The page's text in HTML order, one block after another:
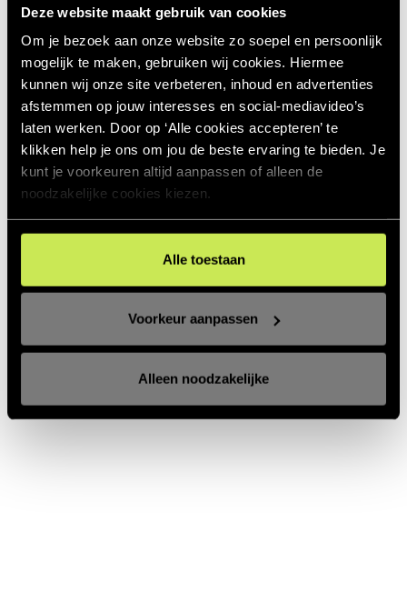
Deze website maakt gebruik van cookies
Om je bezoek aan onze website zo soepel en persoonlijk
mogelijk te maken, gebruiken wij cookies. Hiermee
kunnen wij onze site verbeteren, inhoud en advertenties
afstemmen op jouw interesses en social‑mediavideo’s
laten werken. Door op ‘Alle cookies accepteren’ te
klikken help je ons om jou de beste ervaring te bieden. Je
kunt je voorkeuren altijd aanpassen of alleen de
noodzakelijke cookies kiezen.
Alle toestaan
Voorkeur aanpassen
Alleen noodzakelijke